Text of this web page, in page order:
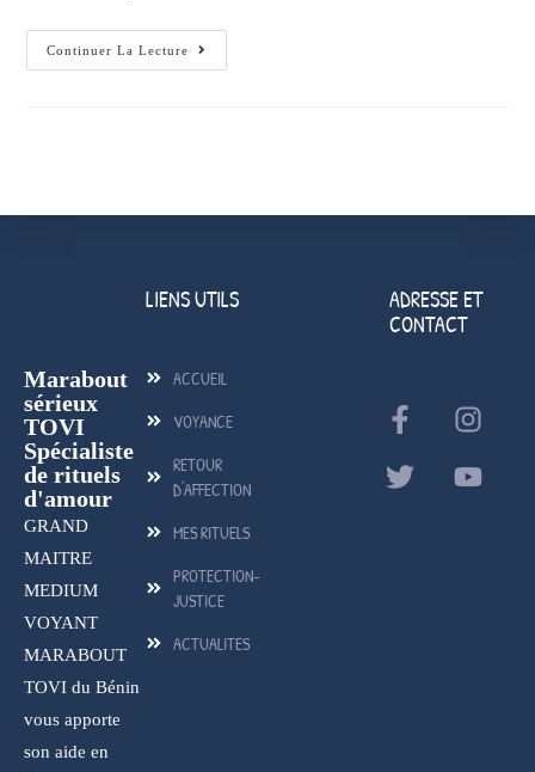
Continuer La Lecture
Marabout
sérieux
TOVI
Spécialiste
de rituels
d'amour
GRAND
MAITRE
MEDIUM
VOYANT
MARABOUT
TOVI du Bénin
vous apporte
son aide en
LIENS UTILS
ACCUEIL
VOYANCE
RETOUR
D'AFFECTION
MES RITUELS
PROTECTION-
JUSTICE
ACTUALITES
ADRESSE ET
CONTACT